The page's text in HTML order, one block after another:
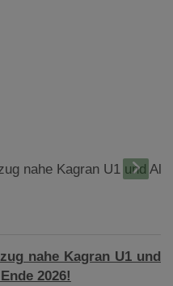
nahe Kagran U1 und
2026!